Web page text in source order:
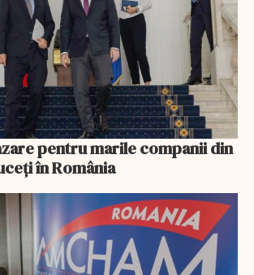
pentru marile companii din
în România